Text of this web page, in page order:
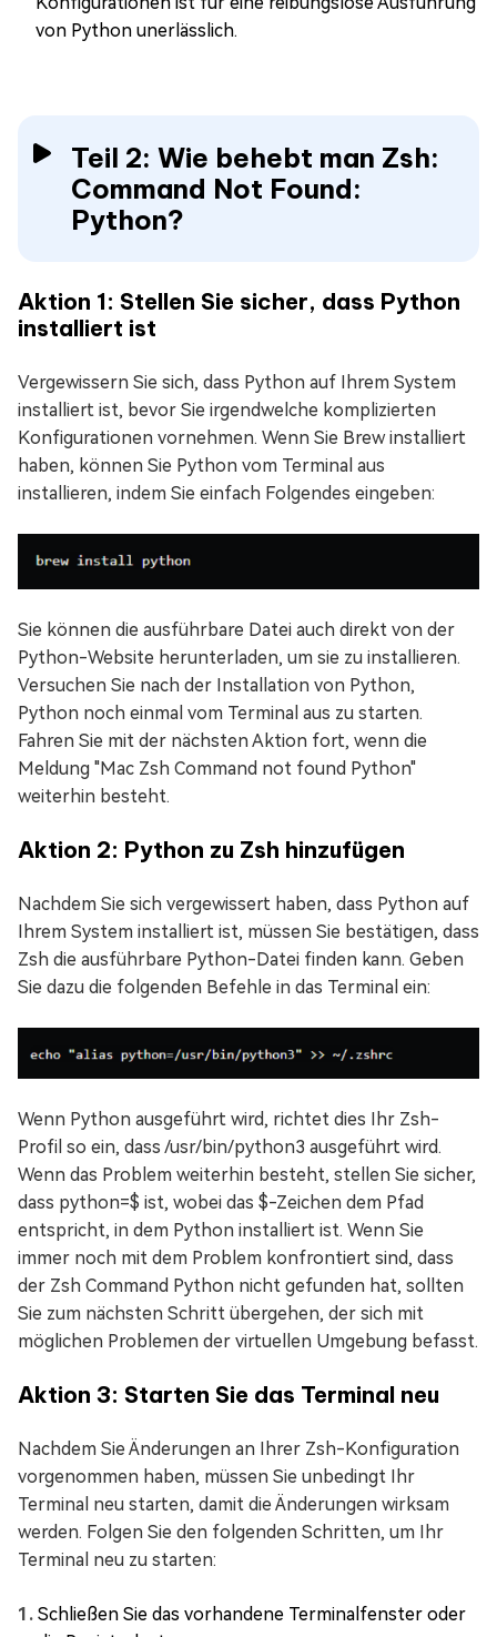
von Python unerlässlich.
Teil 2: Wie behebt man Zsh:
Command Not Found:
Python?
Aktion 1: Stellen Sie sicher, dass Python
installiert ist
Vergewissern Sie sich, dass Python auf Ihrem System
installiert ist, bevor Sie irgendwelche komplizierten
Konfigurationen vornehmen. Wenn Sie Brew installiert
haben, können Sie Python vom Terminal aus
installieren, indem Sie einfach Folgendes eingeben:
Sie können die ausführbare Datei auch direkt von der
Python-Website herunterladen, um sie zu installieren.
Versuchen Sie nach der Installation von Python,
Python noch einmal vom Terminal aus zu starten.
Fahren Sie mit der nächsten Aktion fort, wenn die
Meldung "Mac Zsh Command not found Python"
weiterhin besteht.
Aktion 2: Python zu Zsh hinzufügen
Nachdem Sie sich vergewissert haben, dass Python auf
Ihrem System installiert ist, müssen Sie bestätigen, dass
Zsh die ausführbare Python-Datei finden kann. Geben
Sie dazu die folgenden Befehle in das Terminal ein:
Wenn Python ausgeführt wird, richtet dies Ihr Zsh-
Profil so ein, dass /usr/bin/python3 ausgeführt wird.
Wenn das Problem weiterhin besteht, stellen Sie sicher,
dass python=$ ist, wobei das $-Zeichen dem Pfad
entspricht, in dem Python installiert ist. Wenn Sie
immer noch mit dem Problem konfrontiert sind, dass
der Zsh Command Python nicht gefunden hat, sollten
Sie zum nächsten Schritt übergehen, der sich mit
möglichen Problemen der virtuellen Umgebung befasst.
Aktion 3: Starten Sie das Terminal neu
Nachdem Sie Änderungen an Ihrer Zsh-Konfiguration
vorgenommen haben, müssen Sie unbedingt Ihr
Terminal neu starten, damit die Änderungen wirksam
werden. Folgen Sie den folgenden Schritten, um Ihr
Terminal neu zu starten:
Schließen Sie das vorhandene Terminalfenster oder